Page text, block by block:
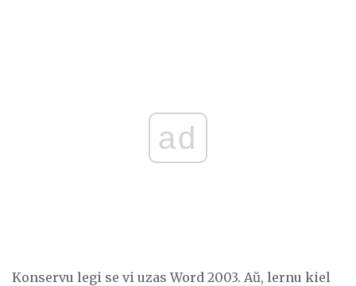
ad
Konservu legi se vi uzas Word 2003. Aŭ, lernu kiel